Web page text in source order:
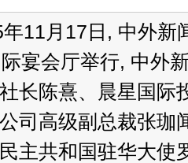
11月17日, 中外新
宴会厅举行, 中外
长陈熹、晨星国际
司高级副总裁张珈
主共和国驻华大使